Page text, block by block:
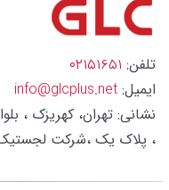
تلفن: ۰۲۱۵۱۶۵۱
ایمیل: info@glcplus.net
نشانی: تهران، کهریزک ،
، پلاک یک ،شرکت